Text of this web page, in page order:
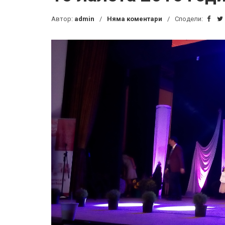
Автор: admin Няма коментари Сподели: